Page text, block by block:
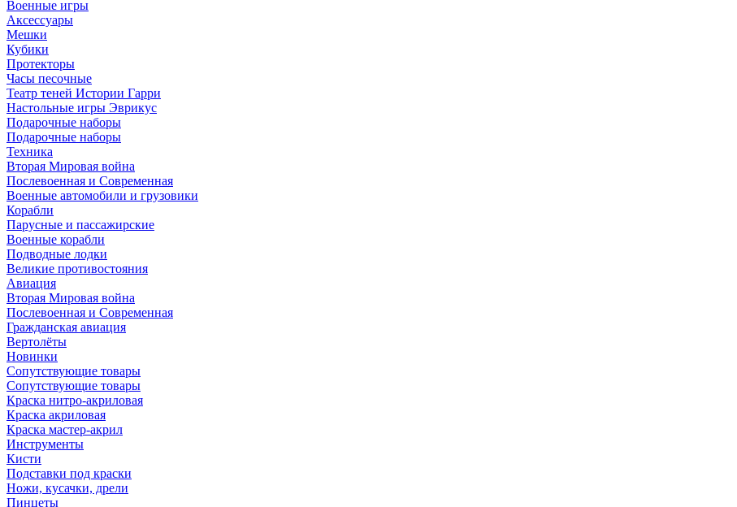
Военные игры
Аксессуары
Мешки
Кубики
Протекторы
Часы песочные
Театр теней Истории Гарри
Настольные игры Эврикус
Подарочные наборы
Подарочные наборы
Техника
Вторая Мировая война
Послевоенная и Современная
Военные автомобили и грузовики
Корабли
Парусные и пассажирские
Военные корабли
Подводные лодки
Великие противостояния
Авиация
Вторая Мировая война
Послевоенная и Современная
Гражданская авиация
Вертолёты
Новинки
Сопутствующие товары
Сопутствующие товары
Краска нитро-акриловая
Краска акриловая
Краска мастер-акрил
Инструменты
Кисти
Подставки под краски
Ножи, кусачки, дрели
Пинцеты